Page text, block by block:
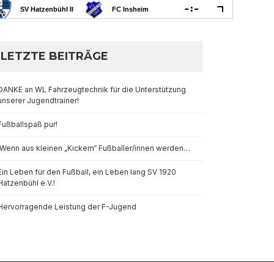
LETZTE BEITRÄGE
an WL Fahrzeugtechnik für die Unterstützung
Jugendtrainer!
pur!
aus kleinen „Kickern“ Fußballer/innen werden…
Leben für den Fußball, ein Leben lang SV 1920
e.V.!
Leistung der F-Jugend